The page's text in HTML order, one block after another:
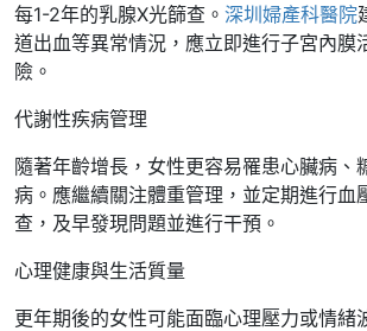
每1-2年的乳腺X光篩查。 深圳婦產科醫院
道出血等異常情況，應立即進行子宮內膜
險。
代謝性疾病管理
隨著年齡增長，女性更容易罹患心臟病、
病。應繼續關注體重管理，並定期進行血
查，及早發現問題並進行干預。
心理健康與生活質量
更年期後的女性可能面臨心理壓力或情緒